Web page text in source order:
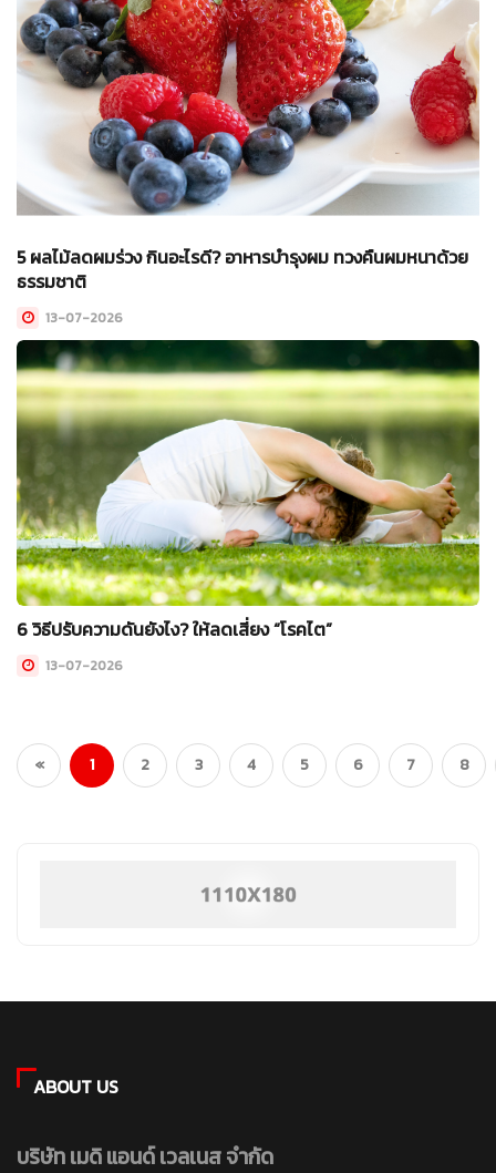
5 ผลไม้ลดผมร่วง กินอะไรดี? อาหารบำรุงผม ทวงคืนผมหนาด้วย
ธรรมชาติ
13-07-2026
6 วิธีปรับความดันยังไง? ให้ลดเสี่ยง “โรคไต”
13-07-2026
« 1(current)
2 3 4 5 6 7 8
ABOUT US
บริษัท เมดิ แอนด์ เวลเนส จำกัด